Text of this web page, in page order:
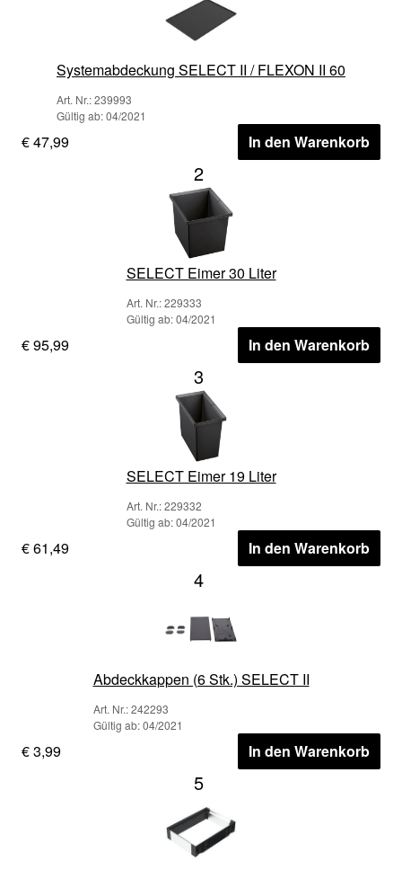
Systemabdeckung SELECT II / FLEXON II 60
Art. Nr.: 239993
Gültig ab: 04/2021
€ 47,99 In den Warenkorb
2
SELECT Eimer 30 Liter
Art. Nr.: 229333
Gültig ab: 04/2021
€ 95,99 In den Warenkorb
3
SELECT Eimer 19 Liter
Art. Nr.: 229332
Gültig ab: 04/2021
€ 61,49 In den Warenkorb
4
Abdeckkappen (6 Stk.) SELECT II
Art. Nr.: 242293
Gültig ab: 04/2021
€ 3,99 In den Warenkorb
5